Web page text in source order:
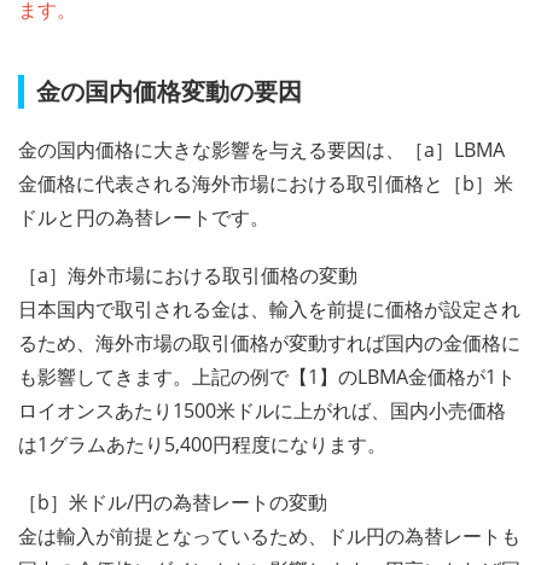
ます。
金の国内価格変動の要因
金の国内価格に大きな影響を与える要因は、［a］LBMA
金価格に代表される海外市場における取引価格と［b］米
ドルと円の為替レートです。
［a］海外市場における取引価格の変動
日本国内で取引される金は、輸入を前提に価格が設定され
るため、海外市場の取引価格が変動すれば国内の金価格に
も影響してきます。上記の例で【1】のLBMA金価格が1ト
ロイオンスあたり1500米ドルに上がれば、国内小売価格
は1グラムあたり5,400円程度になります。
［b］米ドル/円の為替レートの変動
金は輸入が前提となっているため、ドル円の為替レートも